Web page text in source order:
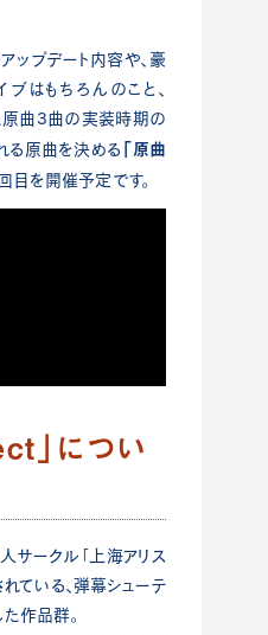
ップデート内容や、豪
はもちろんのこと、
曲3曲の実装時期の
る原曲を決める 「原曲
目を開催予定です。
」につい
サークル「上海アリス
ている、弾幕シューテ
作品群。